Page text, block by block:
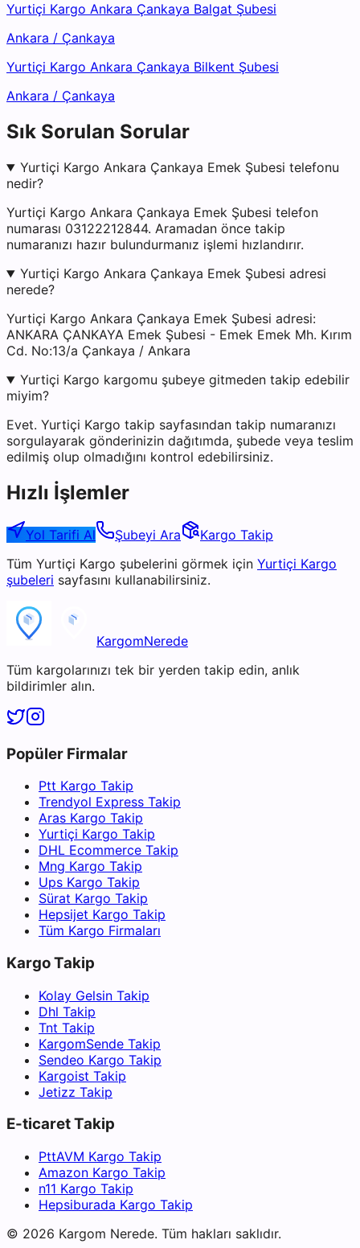
Yurtiçi Kargo Ankara Çankaya Balgat Şubesi
Ankara / Çankaya
Yurtiçi Kargo Ankara Çankaya Bilkent Şubesi
Ankara / Çankaya
Sık Sorulan Sorular
Yurtiçi Kargo Ankara Çankaya Emek Şubesi telefonu
nedir?
Yurtiçi Kargo Ankara Çankaya Emek Şubesi telefon
numarası 03122212844. Aramadan önce takip
numaranızı hazır bulundurmanız işlemi hızlandırır.
Yurtiçi Kargo Ankara Çankaya Emek Şubesi adresi
nerede?
Yurtiçi Kargo Ankara Çankaya Emek Şubesi adresi:
ANKARA ÇANKAYA Emek Şubesi - Emek Emek Mh. Kırım
Cd. No:13/a Çankaya / Ankara
Yurtiçi Kargo kargomu şubeye gitmeden takip edebilir
miyim?
Evet. Yurtiçi Kargo takip sayfasından takip numaranızı
sorgulayarak gönderinizin dağıtımda, şubede veya teslim
edilmiş olup olmadığını kontrol edebilirsiniz.
Hızlı İşlemler
Yol Tarifi Al Şubeyi Ara
Kargo Takip
Tüm Yurtiçi Kargo şubelerini görmek için Yurtiçi Kargo
şubeleri sayfasını kullanabilirsiniz.
KargomNerede
Tüm kargolarınızı tek bir yerden takip edin, anlık
bildirimler alın.
Popüler Firmalar
Ptt Kargo Takip
Trendyol Express Takip
Aras Kargo Takip
Yurtiçi Kargo Takip
DHL Ecommerce Takip
Mng Kargo Takip
Ups Kargo Takip
Sürat Kargo Takip
Hepsijet Kargo Takip
Tüm Kargo Firmaları
Kargo Takip
Kolay Gelsin Takip
Dhl Takip
Tnt Takip
KargomSende Takip
Sendeo Kargo Takip
Kargoist Takip
Jetizz Takip
E-ticaret Takip
PttAVM Kargo Takip
Amazon Kargo Takip
n11 Kargo Takip
Hepsiburada Kargo Takip
© 2026 Kargom Nerede. Tüm hakları saklıdır.